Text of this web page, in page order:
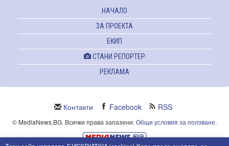
НАЧАЛО
ЗА ПРОЕКТА
ЕКИП
СТАНИ РЕПОРТЕР
РЕКЛАМА
Контакти Facebook RSS
© MediaNews.BG. Всички права запазени. Общи условия за ползване.